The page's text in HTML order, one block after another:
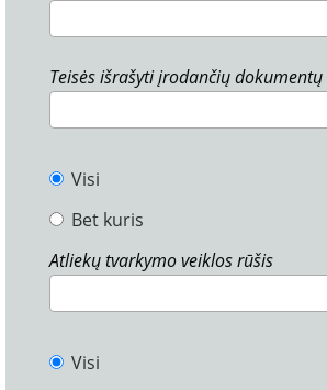
Teisės išrašyti įrodančių
Visi
Bet kuris
Atliekų tvarkymo veiklos rūšis
Visi